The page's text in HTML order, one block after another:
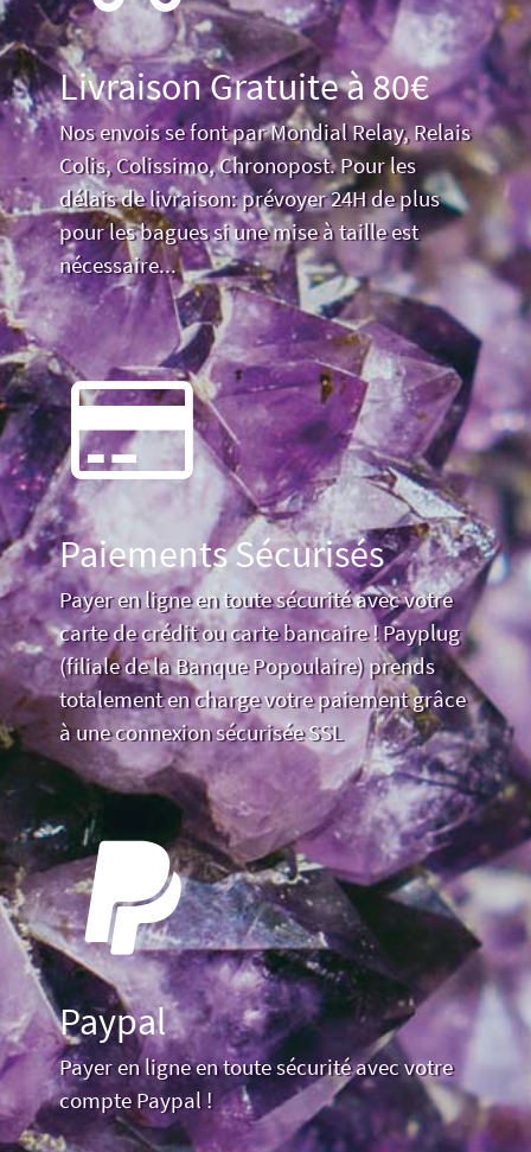
Livraison Gratuite à 80€
Nos envois se font par Mondial Relay, Relais
Colis, Colissimo, Chronopost. Pour les
délais de livraison: prévoyer 24H de plus
pour les bagues si une mise à taille est
nécessaire...
Paiements Sécurisés
Payer en ligne en toute sécurité avec votre
carte de crédit ou carte bancaire ! Payplug
(filiale de la Banque Popoulaire) prends
totalement en charge votre paiement grâce
à une connexion sécurisée SSL
Paypal
Payer en ligne en toute sécurité avec votre
compte Paypal !